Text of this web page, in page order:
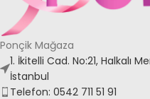
Ponçik Mağaza
1. İkitelli Cad. No:21, Halkalı
İstanbul
Telefon: 0542 711 51 91